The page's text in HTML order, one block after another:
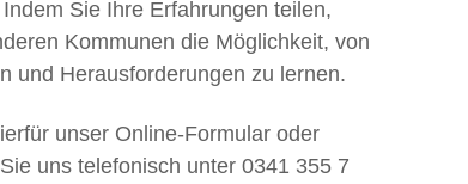
Sie Ihre Erfahrungen teilen,
Kommunen die Möglichkeit, von
und Herausforderungen zu lernen.
unser Online-Formular oder
uns telefonisch unter 0341 355 7